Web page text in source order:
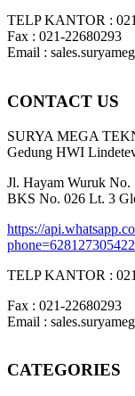
TELP KANTOR :
Fax : 021-22680293
Email :
CONTACT US
SURYA MEGA
Gedung HWI
Jl. Hayam Wuruk
BKS No. 026 Lt. 3
https://
TELP KANTOR :
Fax : 021-22680293
Email :
CATEGORIES